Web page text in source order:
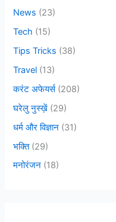
News (23)
Tech (15)
Tips Tricks (38)
Travel (13)
करंट अफेयर्स(208)
घरेलु नुस्ख़ें (29)
धर्म और विज्ञान (31)
भक्ति(29)
मनोरंजन (18)